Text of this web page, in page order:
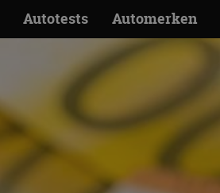
Autotests Automerken